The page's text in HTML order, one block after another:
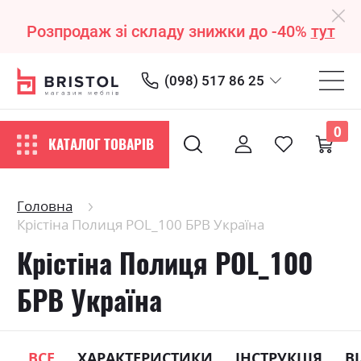
Розпродаж зі складу знижки до -40% тут
(098) 517 86 25
КАТАЛОГ ТОВАРІВ
0
Головна
Крістіна Полиця РOL_100 БРВ Україна
Крістіна Полиця РOL_100
БРВ Україна